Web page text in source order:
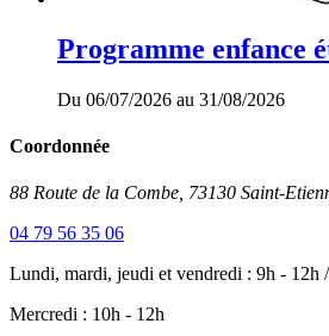
Programme enfance
Du 06/07/2026 au 31/08/2026
Coordonnée
88 Route de la Combe, 73130 Saint-
04 79 56 35 06
Lundi, mardi, jeudi et vendredi : 9h - 12h
Mercredi : 10h - 12h